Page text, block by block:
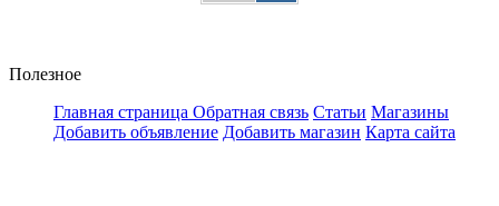
Полезное
Главная страница Обратная связь Статьи Магазины
Добавить объявление Добавить магазин Карта сайта